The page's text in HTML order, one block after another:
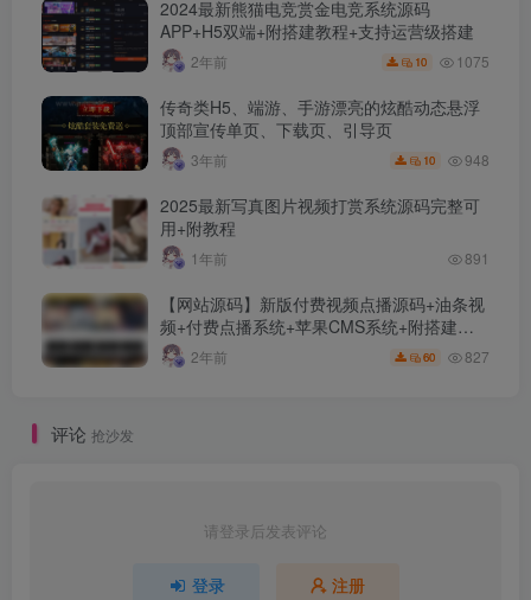
2024最新熊猫电竞赏金电竞系统源码
APP+H5双端+附搭建教程+支持运营级搭建
2年前 10 1075
传奇类H5、端游、手游漂亮的炫酷动态悬浮
顶部宣传单页、下载页、引导页
3年前 10 948
2025最新写真图片视频打赏系统源码完整可
用+附教程
1年前 891
【网站源码】新版付费视频点播源码+油条视
频+付费点播系统+苹果CMS系统+附搭建教
程+采集接口及规则介绍
2年前 60 827
评论 抢沙发
请登录后发表评论
登录 注册